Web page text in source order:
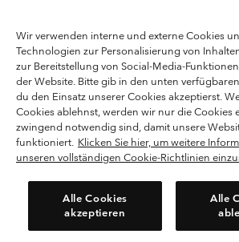
München Deutschland. Alle Rechte vorbehalten.
Nutzungsbedingungen
Allgemeine
Datenschutzerklärung
Bestimmungen und Bedingungen des Mitglieder
Nutzungsbedingungen Für Nutzergenerierte
Cookies
Public CBCR
Kundenservice: Mo- Fr. 9:00 - 13:00 & 14:00-
(+)498912081004
Wir verwenden interne und externe Cookies
Technologien zur Personalisierung von
zur Bereitstellung von Social-Media-
der Website. Bitte gib in den unten
du den Einsatz unserer Cookies akzeptierst.
Cookies ablehnst, werden wir nur die Cookies
zwingend notwendig sind, damit unsere
funktioniert. Klicken Sie hier, um weitere
unseren vollständigen Cookie-Richtlinien
Alle Cookies
akzeptieren
Alle
Bitte wählen Sie Ihr Lieferland
Online-Einkauf
Deutschland